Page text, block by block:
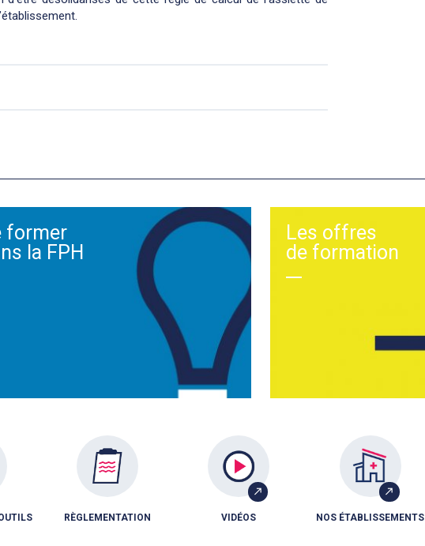
former
la FPH
Les offres
de formation
RÈGLEMENTATION VIDÉOS NOS ÉTABLISSEMENTS